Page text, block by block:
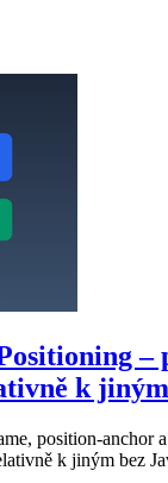
–
k jiným
position-anchor
k jiným bez